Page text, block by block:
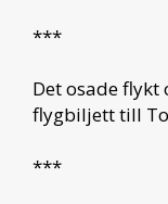
***
Det osade flykt
flygbiljett till
***